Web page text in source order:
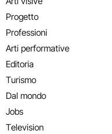
Progetto
Professioni
Arti performative
Editoria
Turismo
Dal mondo
Jobs
Television